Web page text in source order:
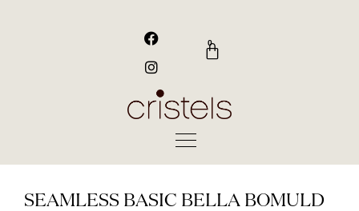
F
a
c
e
b
o
I
n
s
t
a
g
0
Kurv
SEAMLESS BASIC BELLA BOMULD